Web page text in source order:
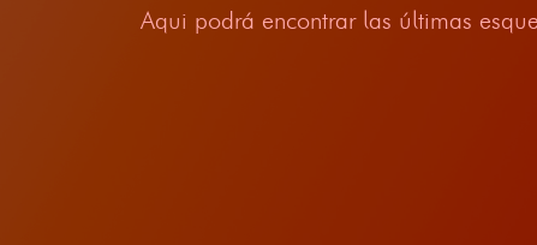
Aqui podrá encontrar las últimas